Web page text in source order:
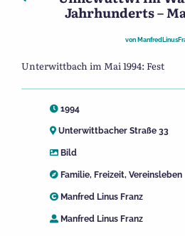
Jahrhunderts –
von
Unterwittbach im Mai 1994: Fest
1994
Unterwittbacher Straße 33
Bild
Familie, Freizeit, Vereinsleben
Manfred Linus Franz
Manfred Linus Franz